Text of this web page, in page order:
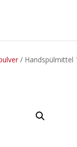
/ Handspülmittel